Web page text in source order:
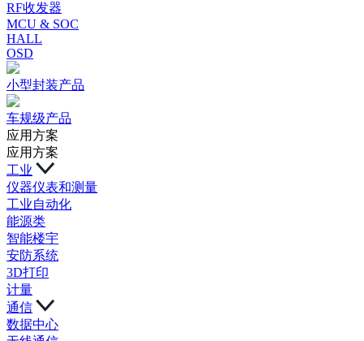
RF收发器
MCU & SOC
HALL
OSD
小型封装产品
车规级产品
应用方案
应用方案
工业
仪器仪表和测量
工业自动化
能源类
智能楼宇
安防系统
3D打印
计量
通信
数据中心